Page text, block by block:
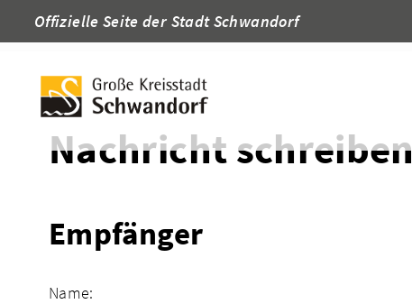
Offizielle Seite der Stadt Schwandorf
Startseite Adressen
Nachricht schreiben
Empfänger
Name: